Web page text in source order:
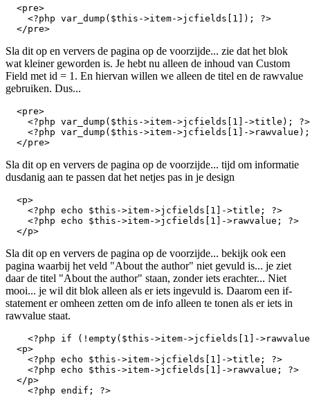
  <pre>
    <?php var_dump($this->item->jcfields[1]); ?>
  </pre>
Sla dit op en ververs de pagina op de voorzijde... zie dat het blok
wat kleiner geworden is. Je hebt nu alleen de inhoud van Custom
Field met id = 1. En hiervan willen we alleen de titel en de rawvalue
gebruiken. Dus...
  <pre>
    <?php var_dump($this->item->jcfields[1]->title); ?>
<?php var_dump($this->item->jcfields[1]-
  </pre>
Sla dit op en ververs de pagina op de voorzijde... tijd om informatie
dusdanig aan te passen dat het netjes pas in je design
  <p>
    <?php echo $this->item->jcfields[1]->title; ?>
    <?php echo $this->item->jcfields[1]->rawvalue; ?>
  </p>
Sla dit op en ververs de pagina op de voorzijde... bekijk ook een
pagina waarbij het veld "About the author" niet gevuld is... je ziet
daar de titel "About the author" staan, zonder iets erachter... Niet
mooi... je wil dit blok alleen als er iets ingevuld is. Daarom een if-
statement er omheen zetten om de info alleen te tonen als er iets in
rawvalue staat.
<?php if (!empty($this->item->jcfields[1]-
  <p>
    <?php echo $this->item->jcfields[1]->title; ?>
    <?php echo $this->item->jcfields[1]->rawvalue; ?>
  </p>
    <?php endif; ?>